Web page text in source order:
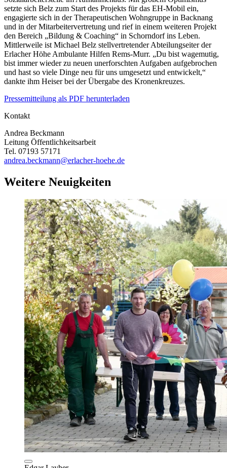
setzte sich Belz zum Start des Projekts für das EH-Mobil ein,
engagierte sich in der Therapeutischen Wohngruppe in Backnang
und in der Mitarbeitervertretung und rief in einem weiteren Projekt
den Bereich „Bildung & Coaching“ in Schorndorf ins Leben.
Mittlerweile ist Michael Belz stellvertretender Abteilungseiter der
Erlacher Höhe Ambulante Hilfen Rems-Murr. „Du bist wagemutig,
bist immer wieder zu neuen unerforschten Aufgaben aufgebrochen
und hast so viele Dinge neu für uns umgesetzt und entwickelt,“
dankte ihm Heiser bei der Übergabe des Kronenkreuzes.
Pressemitteilung als PDF herunterladen
Kontakt
Andrea Beckmann
Leitung Öffentlichkeitsarbeit
Tel. 07193 57171
andrea.beckmann@erlacher-hoehe.de
Weitere Neuigkeiten